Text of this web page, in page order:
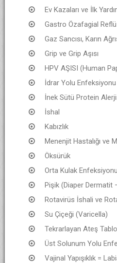
Ev Kazaları ve İlk
Gastro Özafagial Reflü
Gaz Sancısı, Karın
Grip ve Grip Aşısı
HPV AŞISI (Human
İdrar Yolu Enfeksiyonu
İnek Sütü Protein
İshal
Kabızlık
Menenjit Hastalığı ve
Öksürük
Orta Kulak Enfeksiyonu
Pişik (Diaper Dermatit
Rotavirüs İshali ve
Su Çiçeği (Varicella)
Tekrarlayan Ateş
Üst Solunum Yolu
Vajinal Yapışıklık =